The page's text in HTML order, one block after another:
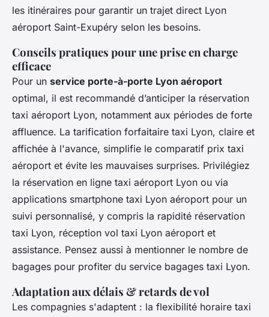
les itinéraires pour garantir un trajet direct Lyon
aéroport Saint-Exupéry selon les besoins.
Conseils pratiques pour une prise en charge
efficace
Pour un service porte-à-porte Lyon aéroport
optimal, il est recommandé d’anticiper la réservation
taxi aéroport Lyon, notamment aux périodes de forte
affluence. La tarification forfaitaire taxi Lyon, claire et
affichée à l'avance, simplifie le comparatif prix taxi
aéroport et évite les mauvaises surprises. Privilégiez
la réservation en ligne taxi aéroport Lyon ou via
applications smartphone taxi Lyon aéroport pour un
suivi personnalisé, y compris la rapidité réservation
taxi Lyon, réception vol taxi Lyon aéroport et
assistance. Pensez aussi à mentionner le nombre de
bagages pour profiter du service bagages taxi Lyon.
Adaptation aux délais & retards de vol
Les compagnies s'adaptent : la flexibilité horaire taxi